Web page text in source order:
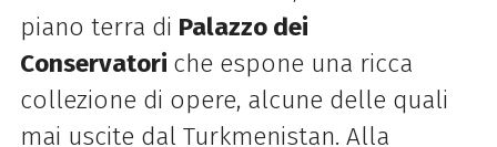
piano terra di Palazzo dei
Conservatori che espone una ricca
collezione di opere, alcune delle quali
mai uscite dal Turkmenistan. Alla